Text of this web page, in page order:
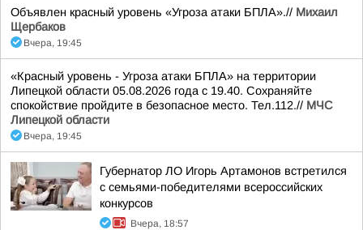
Объявлен красный уровень «Угроза атаки БПЛА».// Михаил
Щербаков
Вчера, 19:45
«Красный уровень - Угроза атаки БПЛА» на территории
Липецкой области 05.08.2026 года с 19.40. Сохраняйте
спокойствие пройдите в безопасное место. Тел.112.// МЧС
Липецкой области
Вчера, 19:45
Губернатор ЛО Игорь Артамонов встретился
с семьями-победителями всероссийских
конкурсов
Вчера, 18:57